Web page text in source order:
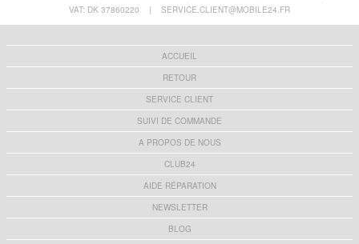
VAT: DK 37860220
| SERVICE.CLIENT@MOBILE24.FR
ACCUEIL
RETOUR
SERVICE CLIENT
SUIVI DE COMMANDE
A PROPOS DE NOUS
CLUB24
AIDE RÉPARATION
NEWSLETTER
BLOG